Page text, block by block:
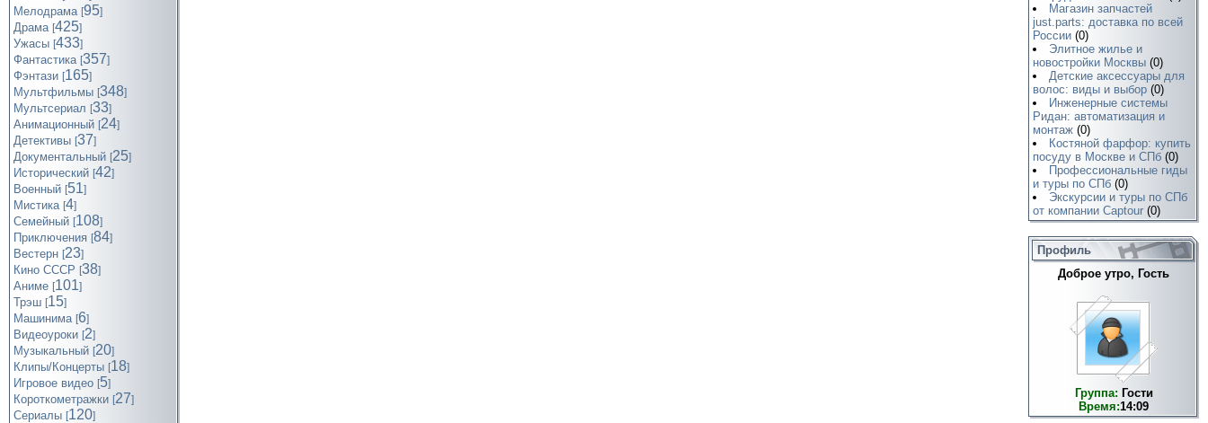
Мелодрама [95]
Драма [425]
Ужасы [433]
Фантастика [357]
Фэнтази [165]
Мультфильмы [348]
Мультсериал [33]
Анимационный [24]
Детективы [37]
Документальный [25]
Исторический [42]
Военный [51]
Мистика [4]
Семейный [108]
Приключения [84]
Вестерн [23]
Кино СССР [38]
Аниме [101]
Трэш [15]
Машинима [6]
Видеоуроки [2]
Музыкальный [20]
Клипы/Концерты [18]
Игровое видео [5]
Короткометражки [27]
Cериалы [120]
Магазин запчастей
just.parts: доставка по всей
России (0)
Элитное жилье и
новостройки Москвы (0)
Детские аксессуары для
волос: виды и выбор (0)
Инженерные системы
Ридан: автоматизация и
монтаж (0)
Костяной фарфор: купить
посуду в Москве и СПб (0)
Профессиональные гиды
и туры по СПб (0)
Экскурсии и туры по СПб
от компании Captour (0)
Профиль
Доброе утро, Гость
Группа: Гости
Время:14:09